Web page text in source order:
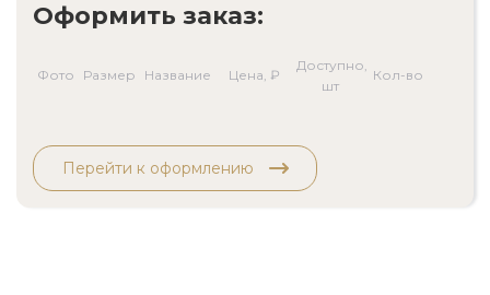
Оформить заказ:
Фото Размер Название Цена, ₽
Доступно,
шт
Кол-во
Перейти к оформлению